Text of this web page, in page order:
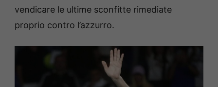
vendicare le ultime sconfitte rimediate
proprio contro l’azzurro.